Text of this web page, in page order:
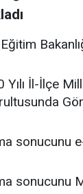
Yılı İl-İlçe
sonucunu
sonucunu